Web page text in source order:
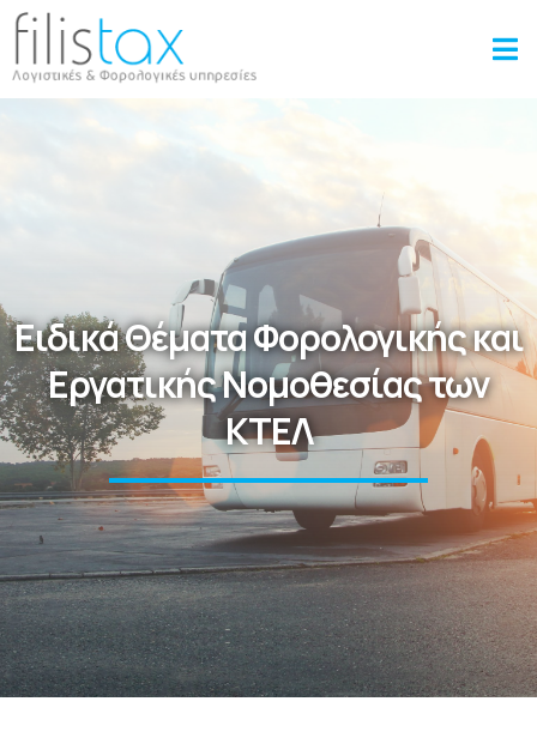
Ειδικά Θέματα Φορολογικής και
Εργατικής Νομοθεσίας των
ΚΤΕΛ